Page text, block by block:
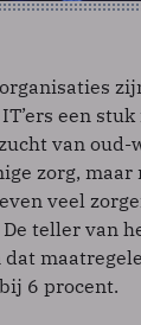
een
van oud-
zorg, maar
veel
teller van
6 procent.